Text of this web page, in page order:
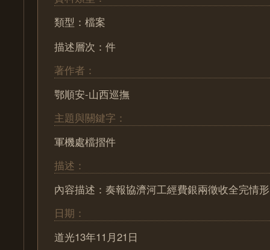
類型：檔案
描述層次：件
著作者：
鄂順安-山西巡撫
主題與關鍵字：
軍機處檔摺件
描述：
內容描述：奏報協濟河工經費銀兩徵收全完情形
日期：
道光13年11月21日